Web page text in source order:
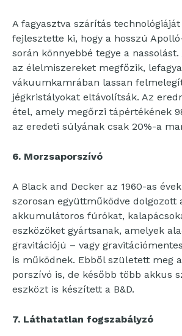
A fagyasztva szárítás technológiáját
fejlesztette ki, hogy a hosszú
során könnyebbé tegye a
az élelmiszereket megfőzik,
vákuumkamrában lassan
jégkristályokat eltávolítsák. Az
étel, amely megőrzi tápértékének
az eredeti súlyának csak 20%-a
6. Morzsaporszívó
A Black and Decker az 1960-as
szorosan együttműködve dolgozott
akkumulátoros fúrókat,
eszközöket gyártsanak, amelyek
gravitációjú – vagy
is működnek. Ebből született meg
porszívó is, de később több akkus
eszközt is készített a B&D.
7. Láthatatlan fogszabályzó